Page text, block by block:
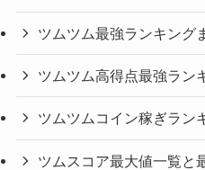
ツムツム最強ランキング
ツムツム高得点最強ラン
ツムツムコイン稼ぎラン
ツムスコア最大値一覧と